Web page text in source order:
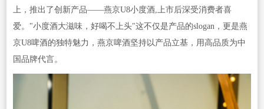
上，推出了创新产品——燕京U8小度酒,上市后深受消费者喜
爱。"小度酒大滋味，好喝不上头"这不仅是产品的slogan，更是燕
京U8啤酒的独特魅力，燕京啤酒坚持以产品立基，用高品质为中
国品牌代言。